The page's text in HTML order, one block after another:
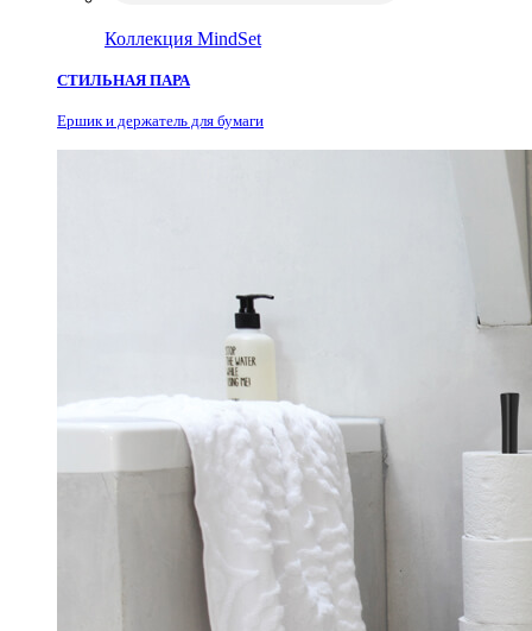
Коллекция MindSet
СТИЛЬНАЯ ПАРА
Ершик и держатель для бумаги